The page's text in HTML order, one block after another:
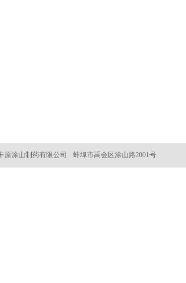
涂山制药有限公司 蚌埠市禹会区涂山路2001号